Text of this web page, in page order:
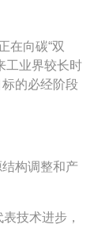
在向碳“双
工业界较长时
的必经阶段
构调整和产
技术进步，